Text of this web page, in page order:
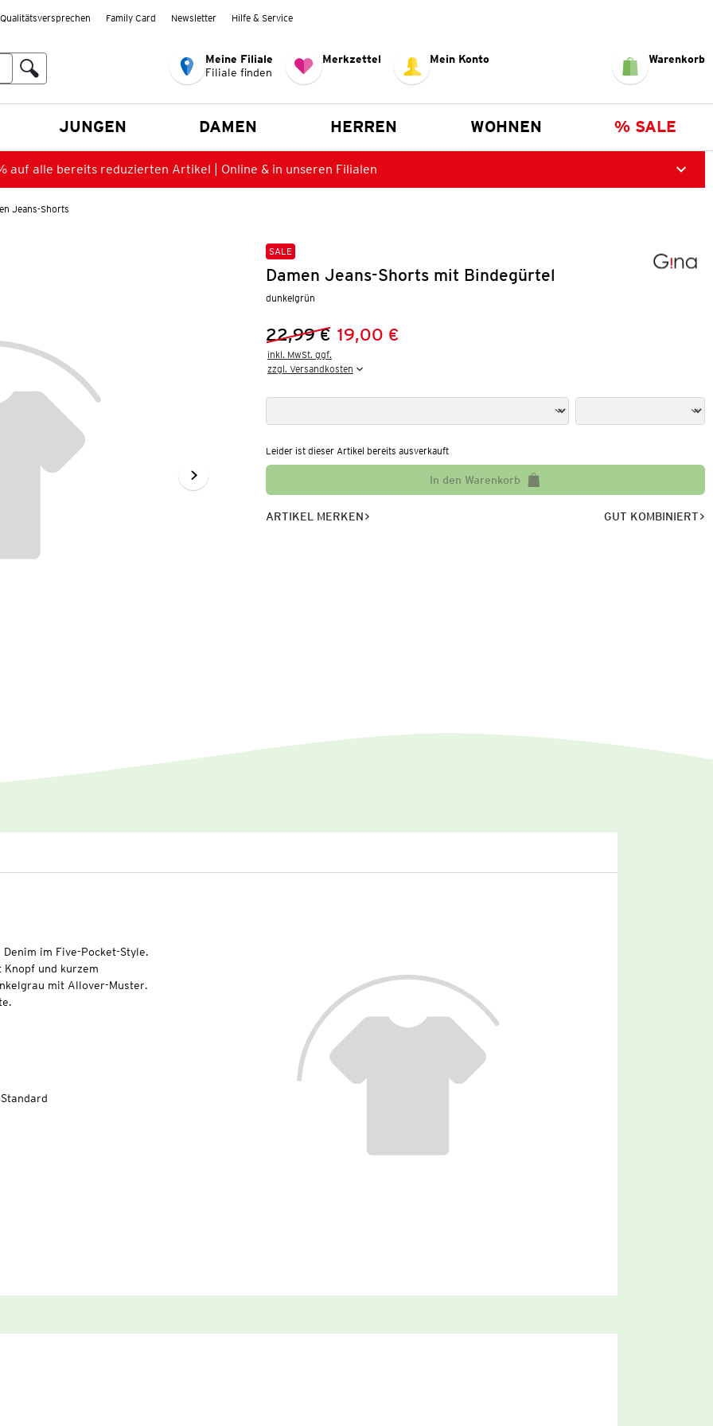
Qualitätsversprechen Family Card Newsletter Hilfe & Service
Meine Filiale
Filiale finden
Merkzettel Mein Konto Warenkorb
JUNGEN DAMEN HERREN WOHNEN % SALE
auf alle bereits reduzierten Artikel | Online & in unseren Filialen
Jeans-Shorts
SALE
Damen Jeans-Shorts mit Bindegürtel
dunkelgrün
Vorheriger Preis:
22,99 €
Neuer Preis:19,00 €
inkl. MwSt. ggf.
zzgl. Versandkosten
Leider ist dieser Artikel bereits ausverkauft
In den Warenkorb
ARTIKEL MERKEN GUT KOMBINIERT
im Five-Pocket-Style.
und kurzem
mit Allover-Muster.